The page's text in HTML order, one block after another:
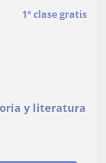
1ª clase gratis
y literatura